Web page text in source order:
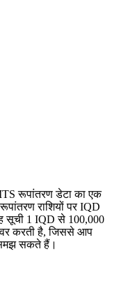
रूपांतरण डेटा का एक
रूपांतरण राशियों पर IQD
सूची 1 IQD से 100,000
करती है, जिससे आप
सकते हैं।